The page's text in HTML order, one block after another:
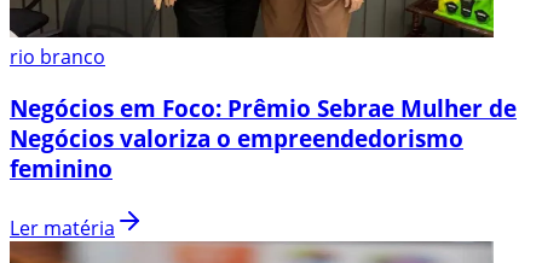
rio branco
Negócios em Foco: Prêmio Sebrae Mulher de
Negócios valoriza o empreendedorismo
feminino
Ler matéria